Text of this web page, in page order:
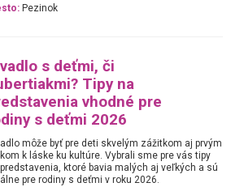
Pezinok
s deťmi, či
Tipy na
vhodné pre
s deťmi 2026
môže byť pre deti skvelým zážitkom aj prvým
k láske ku kultúre. Vybrali sme pre vás tipy
ktoré bavia malých aj veľkých a sú
pre rodiny s deťmi v roku 2026.